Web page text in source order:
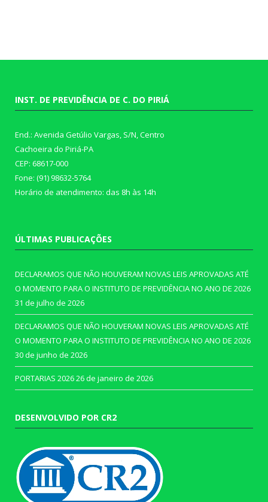
INST. DE PREVIDÊNCIA DE C. DO PIRIÁ
End.: Avenida Getúlio Vargas, S/N, Centro
Cachoeira do Piriá-PA
CEP: 68617-000
Fone: (91) 98632-5764
Horário de atendimento: das 8h às 14h
ÚLTIMAS PUBLICAÇÕES
DECLARAMOS QUE NÃO HOUVERAM NOVAS LEIS APROVADAS ATÉ
O MOMENTO PARA O INSTITUTO DE PREVIDÊNCIA NO ANO DE 2026
31 de julho de 2026
DECLARAMOS QUE NÃO HOUVERAM NOVAS LEIS APROVADAS ATÉ
O MOMENTO PARA O INSTITUTO DE PREVIDÊNCIA NO ANO DE 2026
30 de junho de 2026
PORTARIAS 202626 de janeiro de 2026
DESENVOLVIDO POR CR2